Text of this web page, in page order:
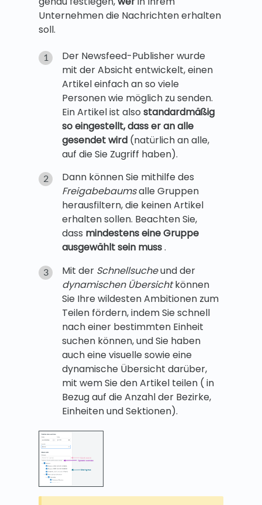
Unternehmen die Nachrichten erhalten
soll.
Der Newsfeed-Publisher wurde
mit der Absicht entwickelt, einen
Artikel einfach an so viele
Personen wie möglich zu senden.
Ein Artikel ist also standardmäßig
so eingestellt, dass er an alle
gesendet wird (natürlich an alle,
auf die Sie Zugriff haben).
Dann können Sie mithilfe des
Freigabebaumsalle Gruppen
herausfiltern, die keinen Artikel
erhalten sollen. Beachten Sie,
dass mindestens eine Gruppe
ausgewählt sein muss.
Mit der Schnellsucheund der
dynamischen Übersichtkönnen
Sie Ihre wildesten Ambitionen zum
Teilen fördern, indem Sie schnell
nach einer bestimmten Einheit
suchen können, und Sie haben
auch eine visuelle sowie eine
dynamische Übersicht darüber,
mit wem Sie den Artikel teilen ( in
Bezug auf die Anzahl der Bezirke,
Einheiten und Sektionen).